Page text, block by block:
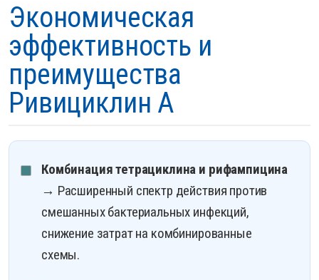
Экономическая
эффективность и
преимущества
Ривициклин А
Комбинация тетрациклина и рифампицина
→ Расширенный спектр действия против
смешанных бактериальных инфекций,
снижение затрат на комбинированные
схемы.